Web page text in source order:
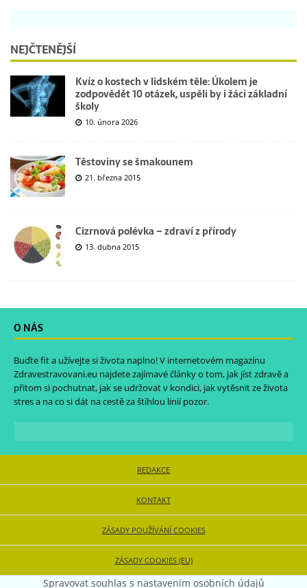
NEJČTENĚJŠÍ
Kvíz o kostech v lidském těle: Úkolem je
zodpovědět 10 otázek, uspěli by i žáci základní
školy
10. února 2026
Těstoviny se šmakounem
21. března 2015
Cizrnová polévka – zdraví z přírody
13. dubna 2015
O NÁS
Buďte fit a užívejte si života naplno! V internetovém magazínu
Zdravestravovani.eu najdete zajímavé články o tom, jak jíst zdravě a
přitom si pochutnat, jak se udržovat v kondici, jak vytěsnit ze života
stres a na co si dát na cestě za štíhlou linií pozor.
REDAKCE
KONTAKT
ZÁSADY POUŽÍVÁNÍ COOKIES
ZÁSADY COOKIES (EU)
Spravovat souhlas s nastavením osobních údajů